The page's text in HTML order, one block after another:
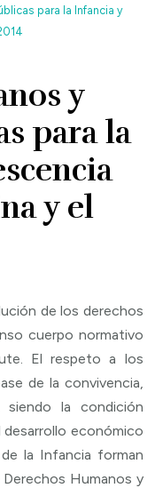
para la Infancia y
y
para la
y el
de los derechos
cuerpo normativo
El respeto a los
de la convivencia,
la condición
desarrollo económico
la Infancia forman
Humanos y